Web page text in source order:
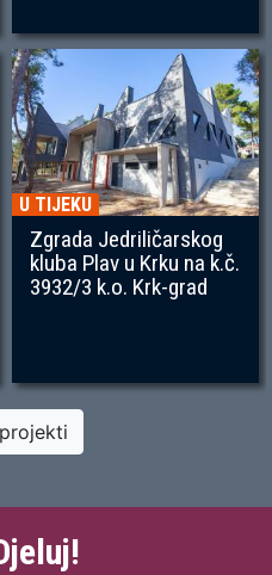
U TIJEKU
Zgrada Jedriličarskog
kluba Plav u Krku na k.č.
3932/3 k.o. Krk-grad